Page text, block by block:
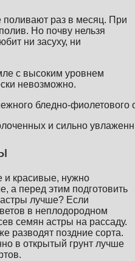
поливают раз в месяц. При
Но почву нельзя
ни засуху, ни
с высоким уровнем
невозможно.
и сильно
и красивые, нужно
а перед этим подготовить
астры лучше? Если
в неплодородном
семян астры на рассаду.
разводят поздние сорта.
в открытый грунт лучше